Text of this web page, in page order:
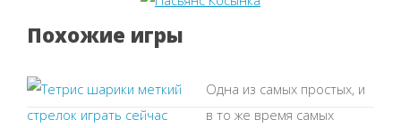
Похожие игры
Одна из самых простых, и
в то же время самых